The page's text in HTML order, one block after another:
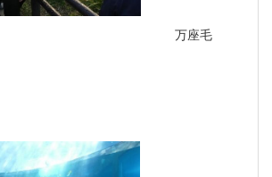
の丘 万座毛